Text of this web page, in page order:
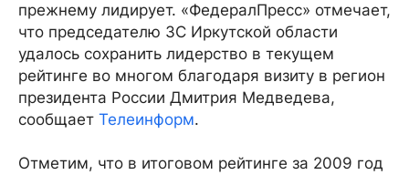
прежнему лидирует. «ФедералПресс» отмечает,
что председателю ЗС Иркутской области
удалось сохранить лидерство в текущем
рейтинге во многом благодаря визиту в регион
президента России Дмитрия Медведева,
сообщает Телеинформ.
Отметим, что в итоговом рейтинге за 2009 год